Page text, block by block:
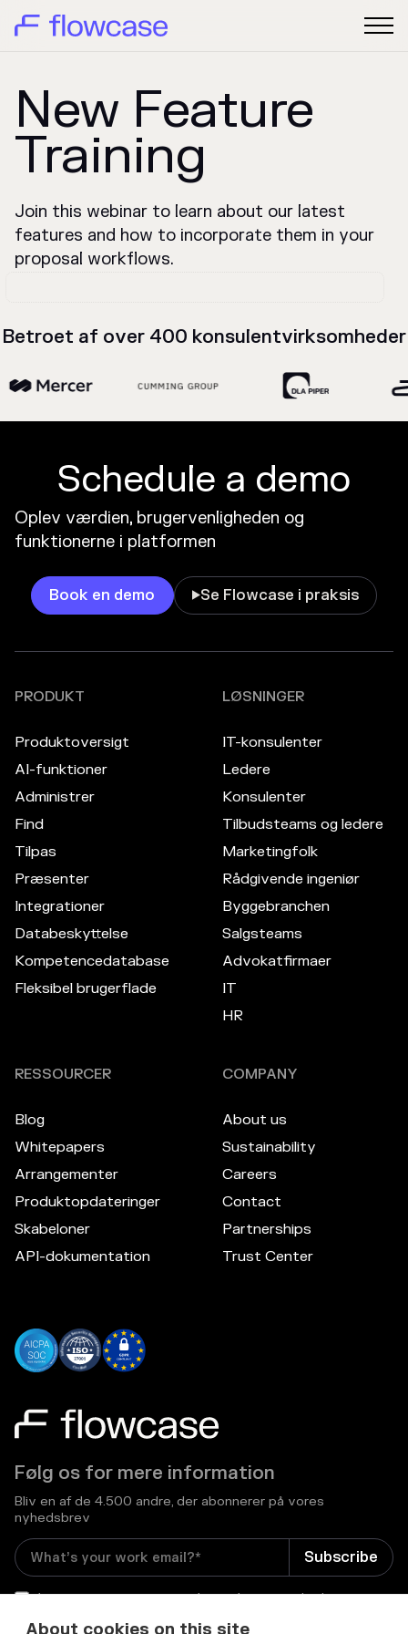
New Feature
Training
Join this webinar to learn about our latest
features and how to incorporate them in your
proposal workflows.
Betroet af over 400 konsulentvirksomheder
Schedule a demo
Oplev værdien, brugervenligheden og
funktionerne i platformen
Book en demo Se Flowcase i praksis
Følg os for mere information
Bliv en af de 4.500 andre, der abonnerer på vores
nyhedsbrev
I consent to receive email newsletters and other
PRODUKT
Produktoversigt
AI-funktioner
Administrer
Find
Tilpas
Præsenter
Integrationer
Databeskyttelse
Kompetencedatabase
Fleksibel brugerflade
LØSNINGER
IT-konsulenter
Ledere
Konsulenter
Tilbudsteams og ledere
Marketingfolk
Rådgivende ingeniør
Byggebranchen
Salgsteams
Advokatfirmaer
IT
HR
RESSOURCER
Blog
Whitepapers
Arrangementer
Produktopdateringer
Skabeloner
API-dokumentation
COMPANY
About us
Sustainability
Careers
Contact
Partnerships
Trust Center